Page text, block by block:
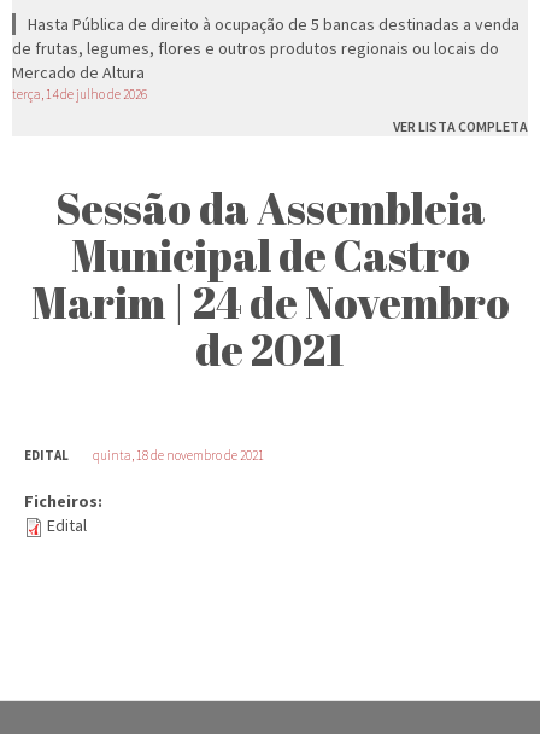
Hasta Pública de direito à ocupação de 5 bancas destinadas a venda
de frutas, legumes, flores e outros produtos regionais ou locais do
Mercado de Altura
terça, 14 de julho de 2026
VER LISTA COMPLETA
Sessão da Assembleia
Municipal de Castro
Marim | 24 de Novembro
de 2021
EDITAL quinta, 18 de novembro de 2021
Ficheiros:
Edital